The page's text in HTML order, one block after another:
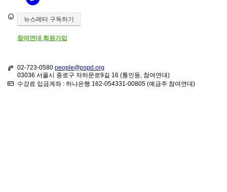
뉴스레터 구독하기
참여연대 회원가입
02-723-0580 people@pspd.org
03036 서울시 종로구 자하문로9길 16 (통인동, 참여연대)
수강료 입금계좌 : 하나은행 162-054331-00805 (예금주 참여연대)